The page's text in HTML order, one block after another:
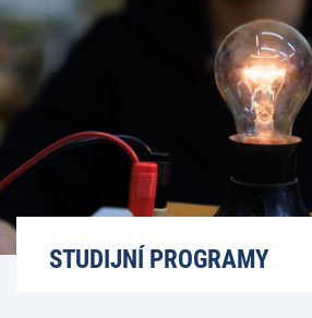
STUDIJNÍ PROGRAMY